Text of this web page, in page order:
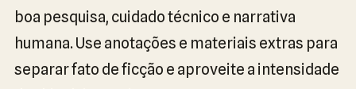
boa pesquisa, cuidado técnico e narrativa
humana. Use anotações e materiais extras para
separar fato de ficção e aproveite a intensidade